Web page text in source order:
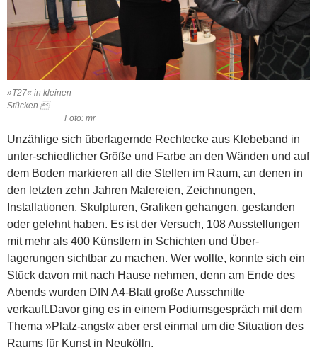
»T27« in kleinen
Stücken.
Foto: mr
Unzählige sich überlagernde Rechtecke aus Klebeband in
unter-schiedlicher Größe und Farbe an den Wänden und auf
dem Boden markieren all die Stellen im Raum, an denen in
den letzten zehn Jahren Malereien, Zeichnungen,
Installationen, Skulpturen, Grafiken gehangen, gestanden
oder gelehnt haben. Es ist der Versuch, 108 Ausstellungen
mit mehr als 400 Künstlern in Schichten und Über-
lagerungen sichtbar zu machen. Wer wollte, konnte sich ein
Stück davon mit nach Hause nehmen, denn am Ende des
Abends wurden DIN A4-Blatt große Ausschnitte
verkauft.Davor ging es in einem Podiumsgespräch mit dem
Thema »Platz-angst« aber erst einmal um die Situation des
Raums für Kunst in Neukölln.